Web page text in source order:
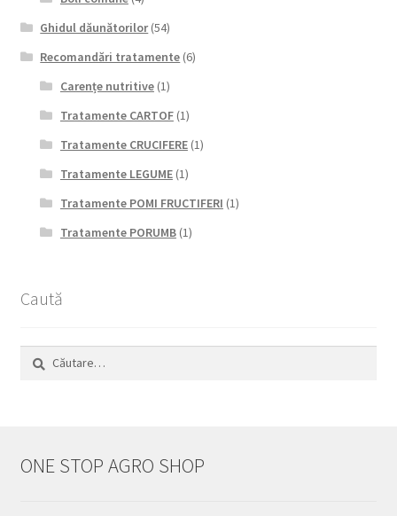
Ghidul dăunătorilor(54)
Recomandări tratamente (6)
Carențe nutritive(1)
Tratamente CARTOF(1)
Tratamente CRUCIFERE(1)
Tratamente LEGUME(1)
Tratamente POMI FRUCTIFERI (1)
Tratamente PORUMB(1)
Caută
Caută
ONE STOP AGRO SHOP